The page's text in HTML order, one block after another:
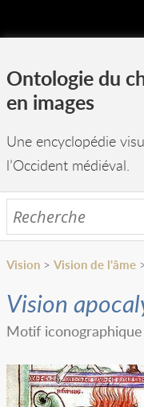
Accueil
Projet
Arborescence
Images
Équipe
Ontologie du
en images
Une encyclopédie
l’Occident médiéval.
Vision> Vision de l'âme
Vision
Motif iconographique